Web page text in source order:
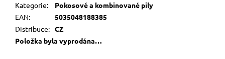
Kategorie:
Pokosové a kombinované pily
EAN:
5035048188385
Distribuce: CZ
Položka byla vyprodána…